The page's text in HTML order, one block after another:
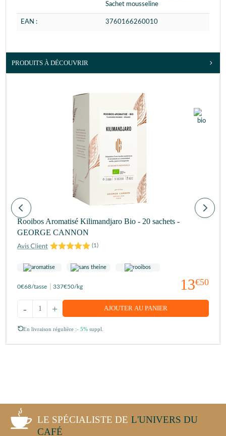
Sachet mousseline
EAN : 3760166260010
PRODUITS À DÉCOUVRIR
Rooibos Aromatisé Kilimandjaro Bio - 20 sachets -
GEORGE CANNON
(1)
13€50
0€68/tasse 337€50/kg
+
- AJOUTER AU PANIER
En livraison régulière :- 5% suppl.
LE SPÉCIALISTE DE L'UNIVERS DU
CAFÉ